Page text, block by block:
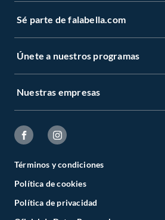
Sé parte de falabella.com
Únete a nuestros programas
Nuestras empresas
Términos y condiciones
Política de cookies
Política de privacidad